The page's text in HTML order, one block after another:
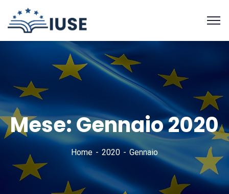
Mese:Gennaio 2020
Home 2020 Gennaio